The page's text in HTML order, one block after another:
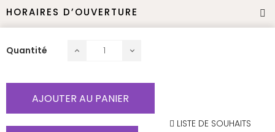
Quantité
AJOUTER AU PANIER
LISTE DE SOUHAITS
HORAIRES D’OUVERTURE